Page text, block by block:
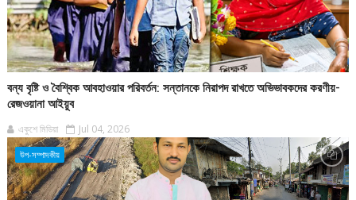
বন্য বৃষ্টি ও বৈশ্বিক আবহাওয়ার পরিবর্তন: সন্তানকে নিরাপদ রাখতে অভিভাবকদের করণীয়-
রেজওয়ানা আইয়ুব
একুশে মিডিয়া Jul 04, 2026
উপ-সম্পাদকীয়